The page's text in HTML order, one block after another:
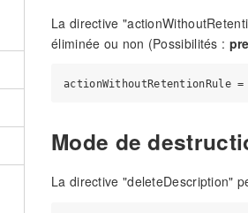
La directive
éliminée ou non (Possibilités :
Mode de
La directive "deleteDescription"